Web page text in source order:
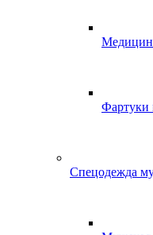
Фартуки
Спецодежда